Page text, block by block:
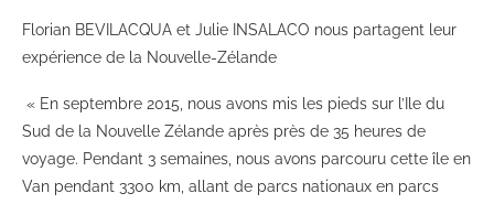
Florian BEVILACQUA et Julie INSALACO nous partagent leur
expérience de la Nouvelle-Zélande
« En septembre 2015, nous avons mis les pieds sur l’Ile du
Sud de la Nouvelle Zélande après près de 35 heures de
voyage. Pendant 3 semaines, nous avons parcouru cette île en
Van pendant 3300 km, allant de parcs nationaux en parcs